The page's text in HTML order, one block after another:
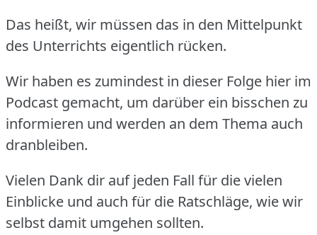
Das heißt, wir müssen das in den Mittelpunkt
des Unterrichts eigentlich rücken.
Wir haben es zumindest in dieser Folge hier im
Podcast gemacht, um darüber ein bisschen zu
informieren und werden an dem Thema auch
dranbleiben.
Vielen Dank dir auf jeden Fall für die vielen
Einblicke und auch für die Ratschläge, wie wir
selbst damit umgehen sollten.